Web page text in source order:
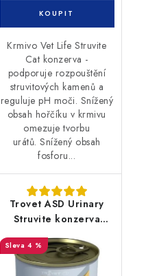
Krmivo Vet Life Struvite
Cat konzerva -
podporuje rozpouštění
struvitových kamenů a
reguluje pH moči. Snížený
obsah hořčíku v krmivu
omezuje tvorbu
urátů. Snížený obsah
fosforu...
Trovet ASD Urinary
Struvite konzerva
kočka 12 x 200g
4 %